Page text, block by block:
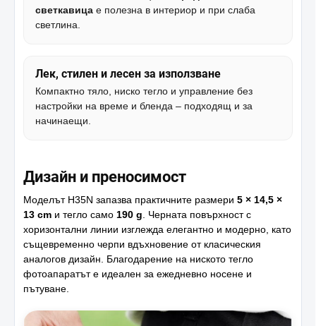
светкавица е полезна в интериор и при слаба
светлина.
Лек, стилен и лесен за използване
Компактно тяло, ниско тегло и управление без
настройки на време и бленда – подходящ и за
начинаещи.
Дизайн и преносимост
Моделът H35N запазва практичните размери 5 × 14,5 ×
13 cm и тегло само 190 g . Черната повърхност с
хоризонтални линии изглежда елегантно и модерно, като
същевременно черпи вдъхновение от класическия
аналогов дизайн. Благодарение на ниското тегло
фотоапаратът е идеален за ежедневно носене и
пътуване.